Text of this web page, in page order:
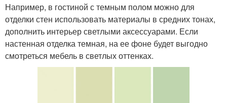
Например, в гостиной с темным полом можно для
отделки стен использовать материалы в средних тонах,
дополнить интерьер светлыми аксессуарами. Если
настенная отделка темная, на ее фоне будет выгодно
смотреться мебель в светлых оттенках.